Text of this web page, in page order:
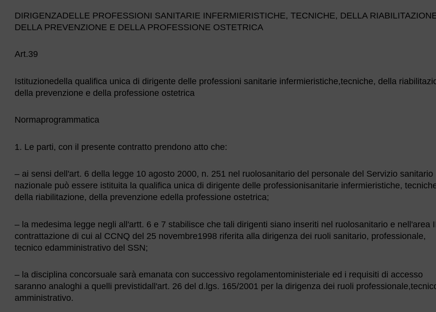
DIRIGENZADELLE PROFESSIONI SANITARIE INFERMIERISTICHE, TECNICHE, DELLA
DELLA PREVENZIONE E DELLA PROFESSIONE OSTETRICA
Art.39
Istituzionedella qualifica unica di dirigente delle professioni sanitarie infermieristiche,tecniche, della
della prevenzione e della professione ostetrica
Normaprogrammatica
1. Le parti, con il presente contratto prendono atto che:
– ai sensi dell'art. 6 della legge 10 agosto 2000, n. 251 nel ruolosanitario del personale del Servizio sanitario
nazionale può essere istituita la qualifica unica di dirigente delle professionisanitarie infermieristiche,
della riabilitazione, della prevenzione edella professione ostetrica;
– la medesima legge negli all'artt. 6 e 7 stabilisce che tali dirigenti siano inseriti nel ruolosanitario e nell'area
contrattazione di cui al CCNQ del 25 novembre1998 riferita alla dirigenza dei ruoli sanitario, professionale,
tecnico edamministrativo del SSN;
– la disciplina concorsuale sarà emanata con successivo regolamentoministeriale ed i requisiti di accesso
saranno analoghi a quelli previstidall'art. 26 del d.lgs. 165/2001 per la dirigenza dei ruoli
amministrativo.